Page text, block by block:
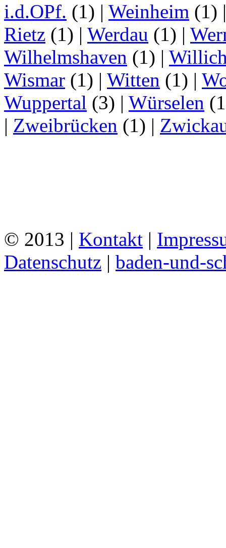
i.d.OPf. (1) | Weinheim (1)
Rietz (1) | Werdau (1) |
Wilhelmshaven (1) |
Wismar (1) | Witten (1) |
Wuppertal (3) | Würselen
| Zweibrücken (1) |
© 2013 | Kontakt |
Datenschutz | baden-und-